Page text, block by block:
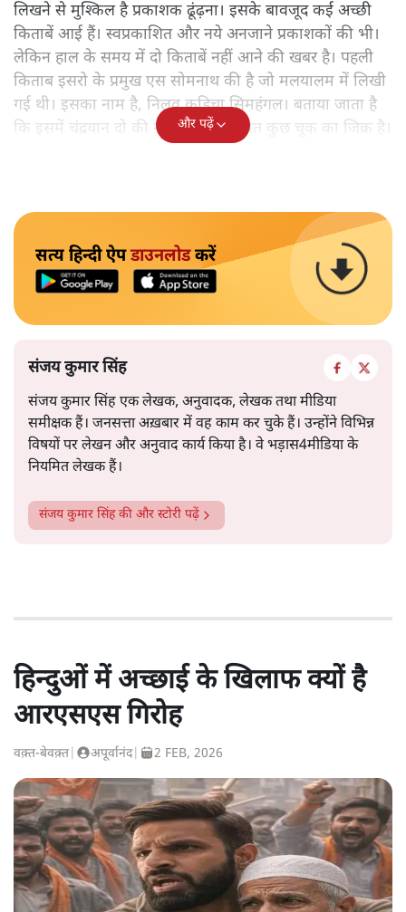
लिखने से मुश्किल है प्रकाशक ढूंढ़ना। इसके बावजूद कई अच्छी
किताबें आई हैं। स्वप्रकाशित और नये अनजाने प्रकाशकों की भी।
लेकिन हाल के समय में दो किताबें नहीं आने की खबर है। पहली
किताब इसरो के प्रमुख एस सोमनाथ की है जो मलयालम में लिखी
गई थी। इसका नाम है, निलवु कुडिचा सिमहंगल। बताया जाता है
कि इसमें चंद्रयान दो की नाकामी से संबंधित कुछ चूक का जिक्र है।
और पढ़ें
सत्य हिन्दी ऐपडाउनलोडकरें
संजय कुमार सिंह
संजय कुमार सिंह एक लेखक, अनुवादक, लेखक तथा मीडिया
समीक्षक हैं। जनसत्ता अख़बार में वह काम कर चुके हैं। उन्होंने विभिन्न
विषयों पर लेखन और अनुवाद कार्य किया है। वे भड़ास4मीडिया के
नियमित लेखक हैं।
संजय कुमार सिंहकी और स्टोरी पढ़ें
हिन्दुओं में अच्छाई के खिलाफ क्यों है
आरएसएस गिरोह
वक़्त-बेवक़्त अपूर्वानंद| 2 FEB, 2026